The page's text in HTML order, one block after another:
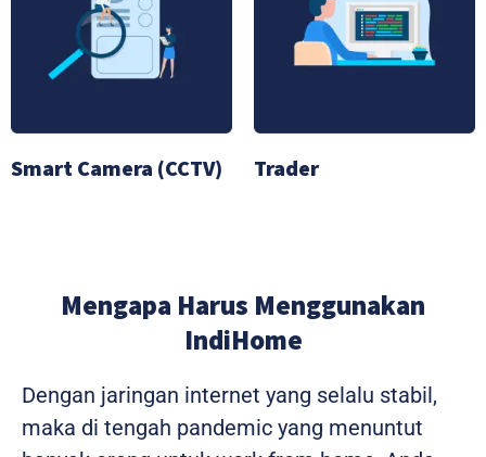
Smart Camera (CCTV) Trader
Mengapa Harus Menggunakan
IndiHome
Dengan jaringan internet yang selalu stabil,
maka di tengah pandemic yang menuntut